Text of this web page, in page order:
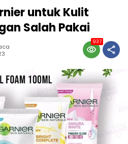
untuk Kulit
Salah Pakai
937